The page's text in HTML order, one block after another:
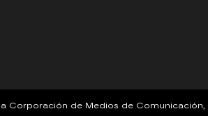
Corporación de Medios de Comunicación,